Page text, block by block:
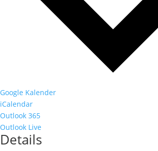
Google Kalender
iCalendar
Outlook 365
Outlook Live
Details